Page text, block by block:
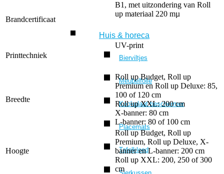
Huis & horeca
Bierviltjes
Meubelfolie
Kookplaat beschermer
Placemats
Tafelkleed
Brandcertificaat
B1, met uitzondering van Roll
up materiaal 220 mµ
Printtechniek
UV-print
Breedte
Roll up Budget, Roll up
Premium en Roll up Deluxe: 85,
100 of 120 cm
Roll up XXL: 200 cm
X-banner: 80 cm
L-banner: 80 of 100 cm
Hoogte
Roll up Budget, Roll up
Premium, Roll up Deluxe, X-
banner en L-banner: 200 cm
Roll up XXL: 200, 250 of 300
cm